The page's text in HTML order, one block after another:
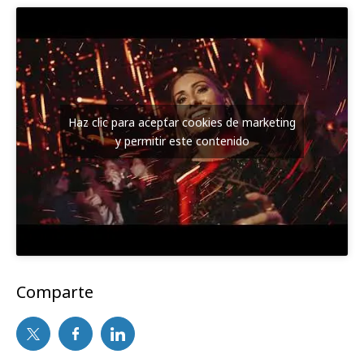
Haz clic para aceptar cookies de marketing
y permitir este contenido
Comparte